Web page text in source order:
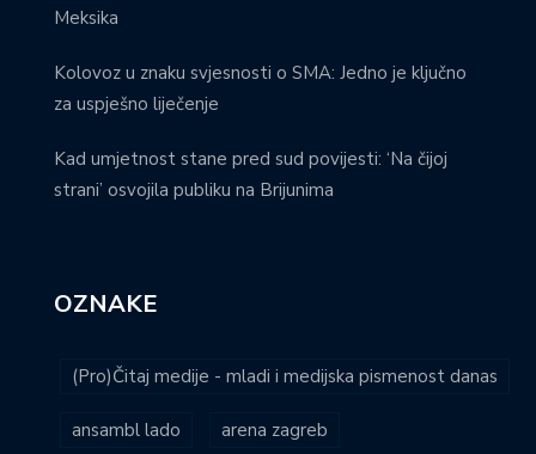
Meksika
Kolovoz u znaku svjesnosti o SMA: Jedno je ključno
za uspješno liječenje
Kad umjetnost stane pred sud povijesti: ‘Na čijoj
strani’ osvojila publiku na Brijunima
OZNAKE
(Pro)Čitaj medije - mladi i medijska pismenost danas
ansambl lado arena zagreb